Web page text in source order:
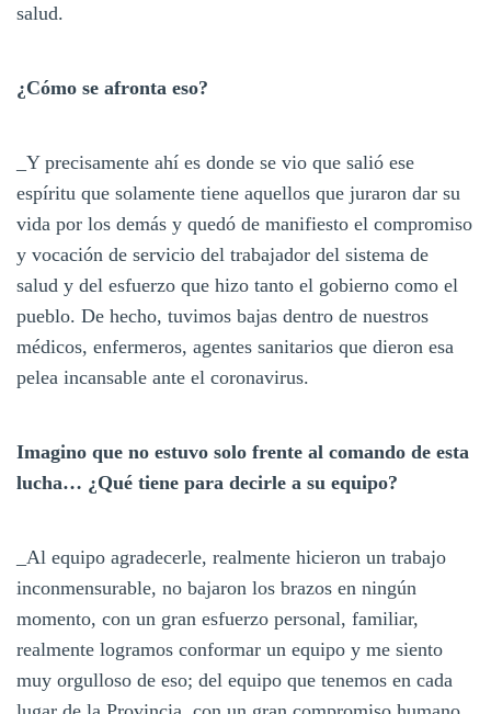
salud.
¿Cómo se afronta eso?
_Y precisamente ahí es donde se vio que salió ese
espíritu que solamente tiene aquellos que juraron dar su
vida por los demás y quedó de manifiesto el compromiso
y vocación de servicio del trabajador del sistema de
salud y del esfuerzo que hizo tanto el gobierno como el
pueblo. De hecho, tuvimos bajas dentro de nuestros
médicos, enfermeros, agentes sanitarios que dieron esa
pelea incansable ante el coronavirus.
Imagino que no estuvo solo frente al comando de esta
lucha… ¿Qué tiene para decirle a su equipo?
_Al equipo agradecerle, realmente hicieron un trabajo
inconmensurable, no bajaron los brazos en ningún
momento, con un gran esfuerzo personal, familiar,
realmente logramos conformar un equipo y me siento
muy orgulloso de eso; del equipo que tenemos en cada